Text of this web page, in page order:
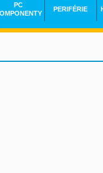
PC
PERIFÉRIE